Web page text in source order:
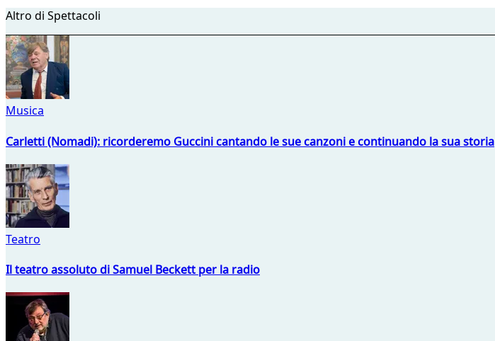
Altro di Spettacoli
Musica
Carletti (Nomadi): ricorderemo Guccini cantando le sue canzoni e continuando la sua storia
Teatro
Il teatro assoluto di Samuel Beckett per la radio